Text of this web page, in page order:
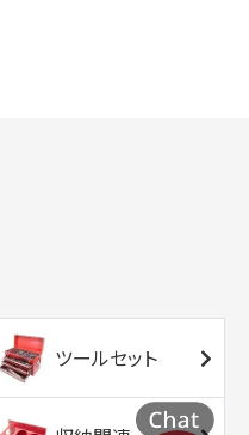
ツールセット